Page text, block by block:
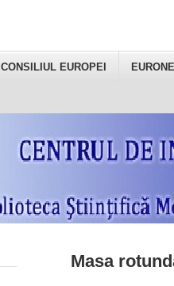
CONSILIUL EUROPEI
Masa